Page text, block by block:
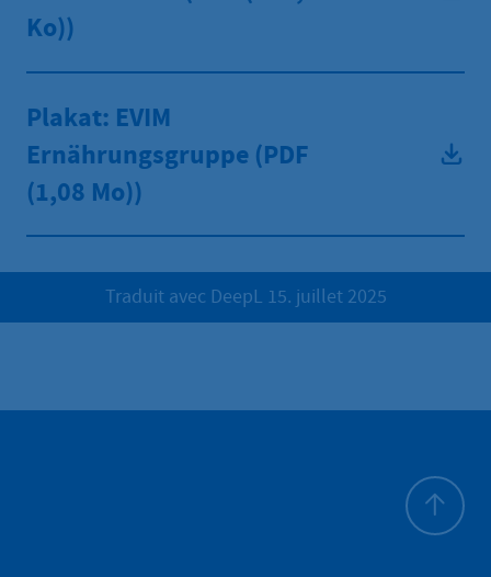
Ko))
Plakat: EVIM
Ernährungsgruppe (PDF
(1,08 Mo))
Traduit avec DeepL 15. juillet 2025